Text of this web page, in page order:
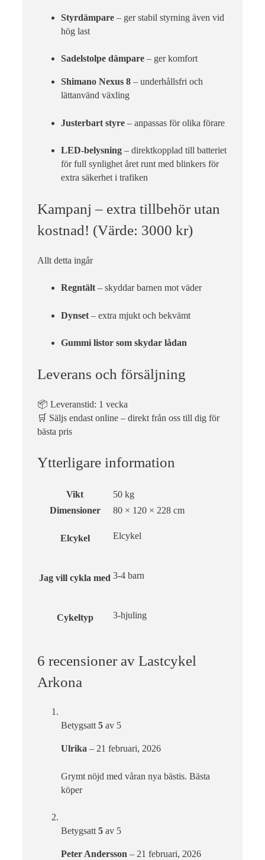
Styrdämpare – ger stabil styrning även vid
hög last
Sadelstolpe dämpare – ger komfort
Shimano Nexus 8 – underhållsfri och
lättanvänd växling
Justerbart styre – anpassas för olika förare
LED-belysning – direktkopplad till batteriet
för full synlighet året runt med blinkers för
extra säkerhet i trafiken
Kampanj – extra tillbehör utan
kostnad! (Värde: 3000 kr)
Allt detta ingår
Regntält – skyddar barnen mot väder
Dynset – extra mjukt och bekvämt
Gummi listor som skydar lådan
Leverans och försäljning
📦 Leveranstid: 1 vecka
🛒 Säljs endast online – direkt från oss till dig för
bästa pris
Ytterligare information
Vikt
50 kg
Dimensioner
80 × 120 × 228 cm
Elcykel Elcykel
Jag vill cykla med 3-4 barn
Cykeltyp 3-hjuling
6 recensioner av Lastcykel
Arkona
Betygsatt 5 av 5
Ulrika – 21 februari, 2026
Grymt nöjd med våran nya bästis. Bästa
köper
Betygsatt 5 av 5
Peter Andersson – 21 februari, 2026